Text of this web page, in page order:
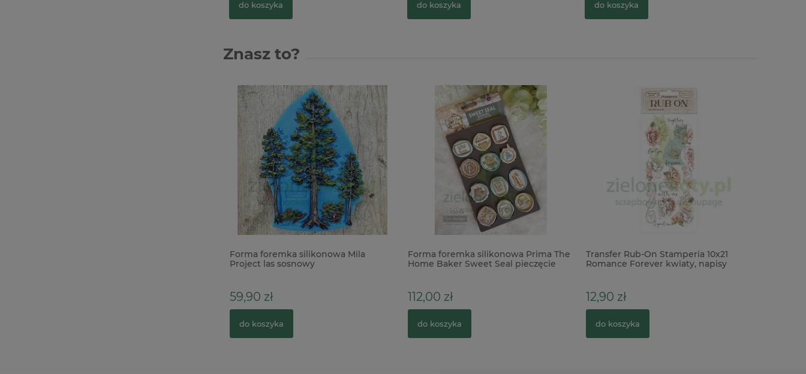
do koszyka do koszyka do koszyka
Znasz to?
Forma foremka silikonowa Mila
Project las sosnowy
59,90 zł
do koszyka
Forma foremka silikonowa Prima The
Home Baker Sweet Seal pieczęcie
112,00 zł
do koszyka
Transfer Rub-On Stamperia 10x21
Romance Forever kwiaty, napisy
12,90 zł
do koszyka